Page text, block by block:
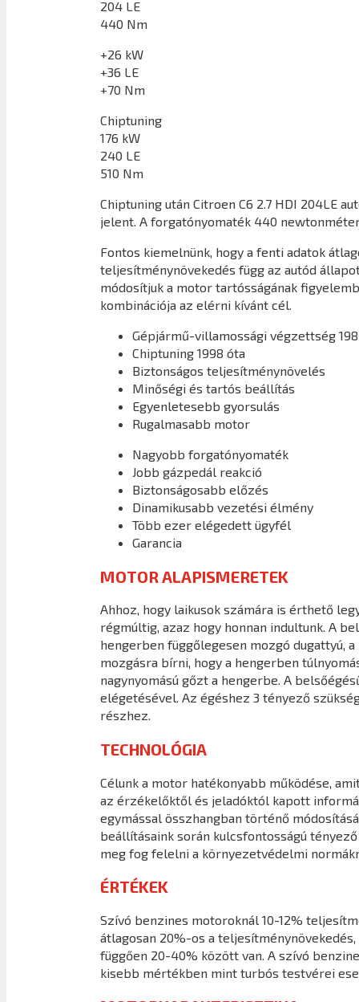
204 LE
440 Nm
+26 kW
+36 LE
+70 Nm
Chiptuning
176 kW
240 LE
510 Nm
Chiptuning után Citroen C6 2.7 HDI 204LE
jelent. A forgatónyomaték 440
Fontos kiemelnünk, hogy a fenti adatok
teljesítménynövekedés függ az autód
módosítjuk a motor tartósságának
kombinációja az elérni kívánt cél.
Gépjármű-villamossági végzettség
Chiptuning 1998 óta
Biztonságos teljesítménynövelés
Minőségi és tartós beállítás
Egyenletesebb gyorsulás
Rugalmasabb motor
Nagyobb forgatónyomaték
Jobb gázpedál reakció
Biztonságosabb előzés
Dinamikusabb vezetési élmény
Több ezer elégedett ügyfél
Garancia
MOTOR ALAPISMERETEK
Ahhoz, hogy laikusok számára is érthető
régmúltig, azaz hogy honnan indultunk. A
hengerben függőlegesen mozgó dugattyú,
mozgásra bírni, hogy a hengerben
nagynyomású gőzt a hengerbe. A
elégetésével. Az égéshez 3 tényező
részhez.
TECHNOLÓGIA
Célunk a motor hatékonyabb működése,
az érzékelőktől és jeladóktól kapott
egymással összhangban történő
beállításaink során kulcsfontosságú
meg fog felelni a környezetvédelmi
ÉRTÉKEK
Szívó benzines motoroknál 10-12%
átlagosan 20%-os a
függően 20-40% között van. A szívó
kisebb mértékben mint turbós testvérei